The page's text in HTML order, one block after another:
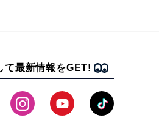
て最新情報をGET!